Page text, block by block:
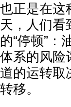
也正是在这
天，人们看
的“停顿”：
体系的风险
道的运转取
转移。